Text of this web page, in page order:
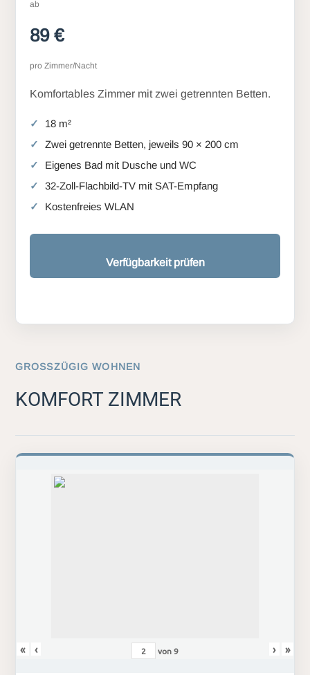
ab
89 €
pro Zimmer/Nacht
Komfortables Zimmer mit zwei getrennten Betten.
18 m²
Zwei getrennte Betten, jeweils 90 × 200 cm
Eigenes Bad mit Dusche und WC
32-Zoll-Flachbild-TV mit SAT-Empfang
Kostenfreies WLAN
Verfügbarkeit prüfen
GROSSZÜGIG WOHNEN
KOMFORT ZIMMER
« ‹ von9 › »